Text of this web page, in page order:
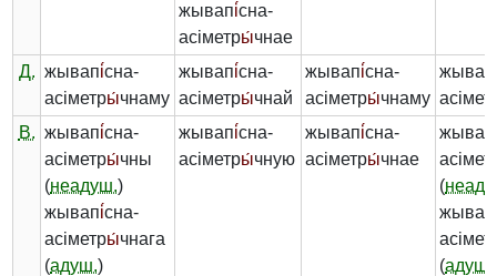
жывапі́сна-
асіметры́чнае
Д. жывапі́сна-
асіметры́чнаму
жывапі́сна-
асіметры́чнай
жывапі́сна-
асіметры́чнаму
жывап
В. жывапі́сна-
асіметры́чны
(неадуш.)
жывапі́сна-
асіметры́чнага
(адуш.)
жывапі́сна-
асіметры́чную
жывапі́сна-
асіметры́чнае
жывап
(
жывап
(адуш.